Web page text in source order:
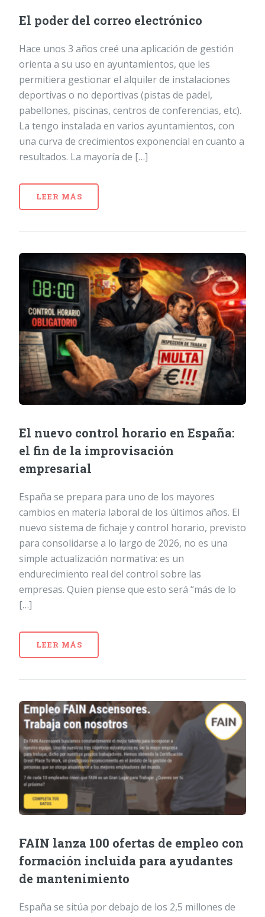
El poder del correo electrónico
Hace unos 3 años creé una aplicación de gestión
orienta a su uso en ayuntamientos, que les
permitiera gestionar el alquiler de instalaciones
deportivas o no deportivas (pistas de padel,
pabellones, piscinas, centros de conferencias, etc).
La tengo instalada en varios ayuntamientos, con
una curva de crecimientos exponencial en cuanto a
resultados. La mayoría de […]
LEER MÁS
El nuevo control horario en España:
el fin de la improvisación
empresarial
España se prepara para uno de los mayores
cambios en materia laboral de los últimos años. El
nuevo sistema de fichaje y control horario, previsto
para consolidarse a lo largo de 2026, no es una
simple actualización normativa: es un
endurecimiento real del control sobre las
empresas. Quien piense que esto será “más de lo
[…]
LEER MÁS
FAIN lanza 100 ofertas de empleo con
formación incluida para ayudantes
de mantenimiento
España se sitúa por debajo de los 2,5 millones de